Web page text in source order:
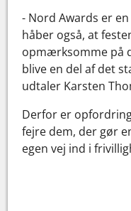
- Nord Awards er
håber også, at
opmærksomme på
blive en del af det
udtaler Karsten
Derfor er
fejre dem, der gør
egen vej ind i